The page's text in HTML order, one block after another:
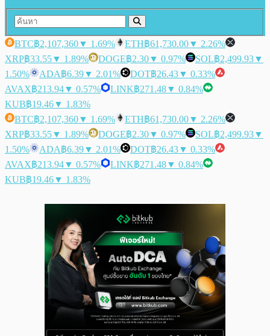
BTC฿2,107,360▼ 1.69% ETH฿61,730.00▼ 2.26%
XRP฿33.55▼ 1.89% DOGE฿2.30▼ 0.97% SOL฿2,499.93▼
1.50%
ADA฿6.39▼ 2.01% DOT฿26.43▼ 0.33%
AVAX฿213.94▼ 0.57% LINK฿271.48▼ 0.84%
KUB฿19.46▼ 1.83%
BTC฿2,107,360▼ 1.69% ETH฿61,730.00▼ 2.26%
XRP฿33.55▼ 1.89% DOGE฿2.30▼ 0.97% SOL฿2,499.93▼
1.50%
ADA฿6.39▼ 2.01% DOT฿26.43▼ 0.33%
AVAX฿213.94▼ 0.57% LINK฿271.48▼ 0.84%
KUB฿19.46▼ 1.83%